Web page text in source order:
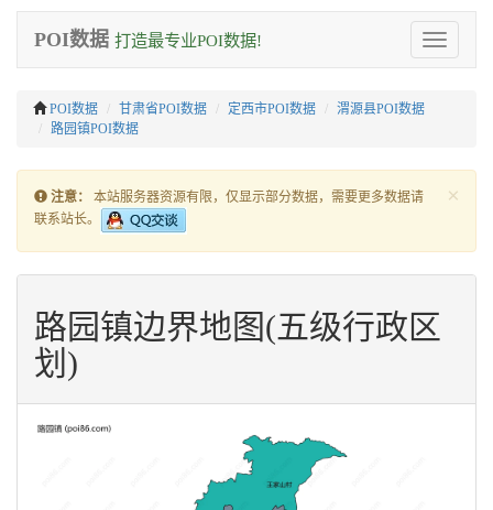
Toggle
navigation
POI数据 打造最专业POI数据!
POI数据 甘肃省POI数据 定西市POI数据
渭源县POI数据
路园镇POI数据
×
注意：
本站服务器资源有限，仅显示部分数据，需要更多数据请
联系站长。
路园镇边界地图(五级行政区
划)